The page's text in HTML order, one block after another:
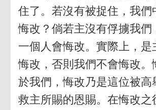
住了。若沒有被捉住，我們
悔改？倘若主沒有俘擄我們
一個人會悔改。實際上，是
悔改，否則我們不會悔改。
於我們，悔改乃是這位被高
救主所賜的恩賜。在悔改之